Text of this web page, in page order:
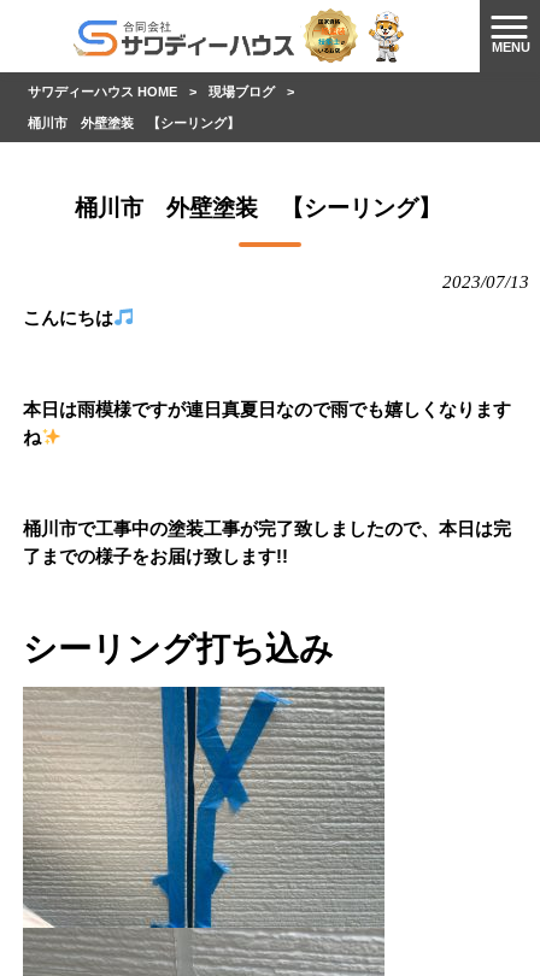
MENU
サワディーハウス HOME > 現場ブログ >
桶川市 外壁塗装 【シーリング】
桶川市 外壁塗装 【シーリング】
2023/07/13
こんにちは
本日は雨模様ですが連日真夏日なので雨でも嬉しくなります
ね
桶川市で工事中の塗装工事が完了致しましたので、本日は完
了までの様子をお届け致します!!
シーリング打ち込み